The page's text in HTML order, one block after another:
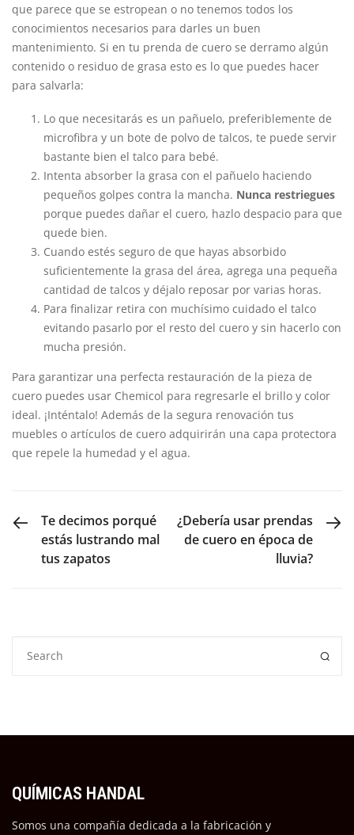
que parece que se estropean o no tenemos todos los
conocimientos necesarios para darles un buen
mantenimiento. Si en tu prenda de cuero se derramo algún
contenido o residuo de grasa esto es lo que puedes hacer
para salvarla:
Lo que necesitarás es un pañuelo, preferiblemente de
microfibra y un bote de polvo de talcos, te puede servir
bastante bien el talco para bebé.
Intenta absorber la grasa con el pañuelo haciendo
pequeños golpes contra la mancha. Nunca restriegues
porque puedes dañar el cuero, hazlo despacio para que
quede bien.
Cuando estés seguro de que hayas absorbido
suficientemente la grasa del área, agrega una pequeña
cantidad de talcos y déjalo reposar por varias horas.
Para finalizar retira con muchísimo cuidado el talco
evitando pasarlo por el resto del cuero y sin hacerlo con
mucha presión.
Para garantizar una perfecta restauración de la pieza de
cuero puedes usar Chemicol para regresarle el brillo y color
ideal. ¡Inténtalo! Además de la segura renovación tus
muebles o artículos de cuero adquirirán una capa protectora
que repele la humedad y el agua.
PREVIOUS POST
Te decimos porqué
estás lustrando mal
tus zapatos
NEXT POST
¿Debería usar prendas
de cuero en época de
lluvia?
QUÍMICAS HANDAL
Somos una compañía dedicada a la fabricación y